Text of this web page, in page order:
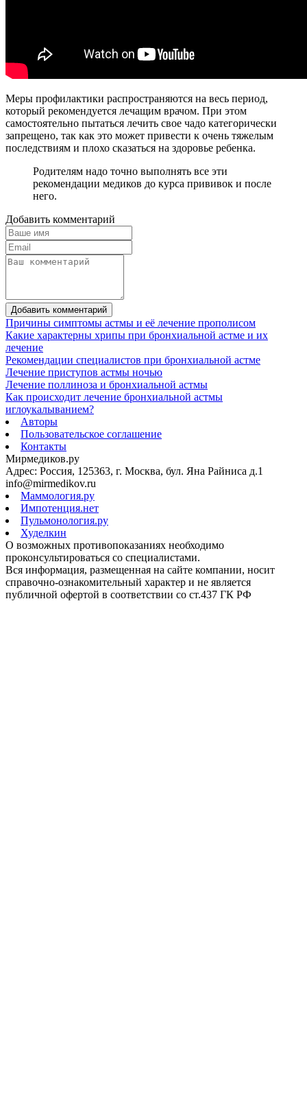
Меры профилактики распространяются на весь период,
который рекомендуется лечащим врачом. При этом
самостоятельно пытаться лечить свое чадо категорически
запрещено, так как это может привести к очень тяжелым
последствиям и плохо сказаться на здоровье ребенка.
Родителям надо точно выполнять все эти
рекомендации медиков до курса прививок и после
него.
Добавить комментарий
Добавить комментарий
Причины симптомы астмы и её лечение прополисом
Какие характерны хрипы при бронхиальной астме и их
лечение
Рекомендации специалистов при бронхиальной астме
Лечение приступов астмы ночью
Лечение поллиноза и бронхиальной астмы
Как происходит лечение бронхиальной астмы
иглоукалыванием?
Авторы
Пользовательское соглашение
Контакты
Мирмедиков.ру
Адрес: Россия, 125363, г. Москва, бул. Яна Райниса д.1
info@mirmedikov.ru
Маммология.ру
Импотенция.нет
Пульмонология.ру
Худелкин
О возможных противопоказаниях необходимо
проконсультироваться со специалистами.
Вся информация, размещенная на сайте компании, носит
справочно-ознакомительный характер и не является
публичной офертой в соответствии со ст.437 ГК РФ